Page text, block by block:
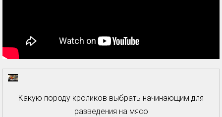
Какую породу кроликов выбрать начинающим для
разведения на мясо